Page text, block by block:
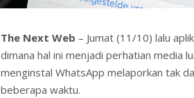
The Next Web – Jumat (11/10) lalu
dimana hal ini menjadi perhatian media
menginstal WhatsApp melaporkan tak
beberapa waktu.